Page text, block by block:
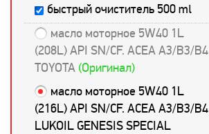
быстрый очиститель 500 ml
масло моторное 5W40 1L
(208L) API SN/CF. ACEA A3/B3/B4
TOYOTA (Оригинал)
масло моторное 5W40 1L
(216L) API SN/CF. ACEA A3/B3/B4
LUKOIL GENESIS SPECIAL